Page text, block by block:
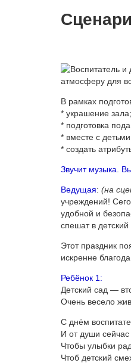
атмосферу для
В рамках
* украшение зала;
* подготовка
* вместе с
* создать
Звучит музыка.
Ведущая: (на
учреждений!
удобной и
спешат в детский
Этот праздник
искренне
Ребёнок 1:
Детский сад —
Очень весело
С днём
И от души
Чтобы улыбки
Чтоб детский